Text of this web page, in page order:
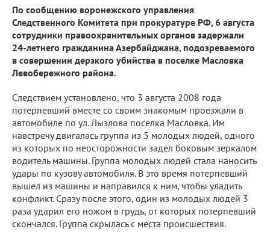
По сообщению воронежского управления
Следственного Комитета при прокуратуре РФ, 6 августа
сотрудники правоохранительных органов задержали
24-летнего гражданина Азербайджана, подозреваемого
в совершении дерзкого убийства в поселке Масловка
Левобережного района.
Следствием установлено, что 3 августа 2008 года
потерпевший вместе со своим знакомым проезжали в
автомобиле по ул. Лызлова поселка Масловка. Им
навстречу двигалась группа из 5 молодых людей, одного
из которых по неосторожности задел боковым зеркалом
водитель машины. Группа молодых людей стала наносить
удары по кузову автомобиля. В это время потерпевший
вышел из машины и направился к ним, чтобы уладить
конфликт. Сразу после этого, один из молодых людей 3
раза ударил его ножом в грудь, от которых потерпевший
скончался. Группа скрылась с места происшествия.